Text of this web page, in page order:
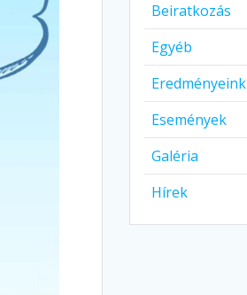
Beiratkozás
Egyéb
Eredményeink
Események
Galéria
Hírek